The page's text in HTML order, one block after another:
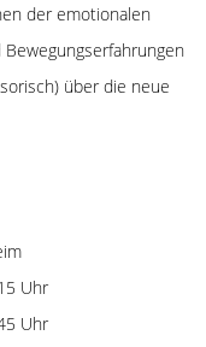
der emotionalen
über die neue
Uhr
Uhr